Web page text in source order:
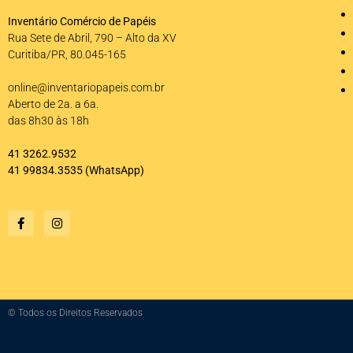
Inventário Comércio de Papéis
Rua Sete de Abril, 790 – Alto da XV
Curitiba/PR, 80.045-165
online@inventariopapeis.com.br
Aberto de 2a. a 6a.
das 8h30 às 18h
41 3262.9532
41 99834.3535 (WhatsApp)
© Todos os Direitos Reservados